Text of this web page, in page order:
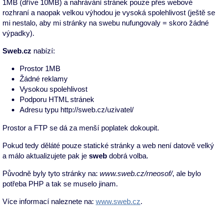
1MB (dříve 10MB) a nahrávání stránek pouze přes webové
rozhraní a naopak velkou výhodou je vysoká spolehlivost (ještě se
mi nestalo, aby mi stránky na swebu nufungovaly = skoro žádné
výpadky).
Sweb.cz nabízí:
Prostor 1MB
Žádné reklamy
Vysokou spolehlivost
Podporu HTML stránek
Adresu typu http://sweb.cz/uzivatel/
Prostor a FTP se dá za menší poplatek dokoupit.
Pokud tedy děláté pouze statické stránky a web není datově velký
a málo aktualizujete pak je sweb dobrá volba.
Původně byly tyto stránky na: www.sweb.cz/rneosof/, ale bylo
potřeba PHP a tak se muselo jinam.
Více informací naleznete na: www.sweb.cz.